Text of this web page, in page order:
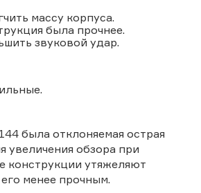
массу корпуса.
была прочнее.
звуковой удар.
была отклоняемая острая
увеличения обзора при
конструкции утяжеляют
менее прочным.